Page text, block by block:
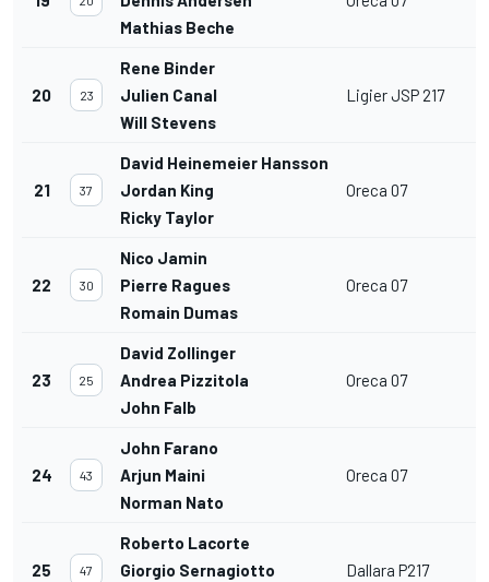
Mathias Beche
20 23
Rene Binder
Julien Canal
Will Stevens
Ligier JSP 217
21 37
David Heinemeier Hansson
Jordan King
Ricky Taylor
Oreca 07
22 30
Nico Jamin
Pierre Ragues
Romain Dumas
Oreca 07
23 25
David Zollinger
Andrea Pizzitola
John Falb
Oreca 07
24 43
John Farano
Arjun Maini
Norman Nato
Oreca 07
25 47
Roberto Lacorte
Giorgio Sernagiotto
Dallara P217